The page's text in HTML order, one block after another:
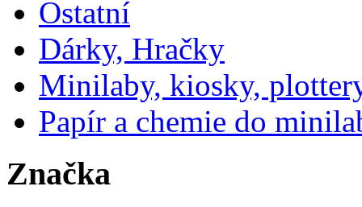
Ostatní
Dárky, Hračky
Minilaby, kiosky,
Papír a chemie do
Značka